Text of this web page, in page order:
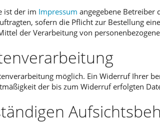
ist der im Impressum angegebene Betreiber
sofern die Pflicht zur Bestellung
der Verarbeitung von
möglich. Ein Widerruf Ihrer
der bis zum Widerruf erfolgten